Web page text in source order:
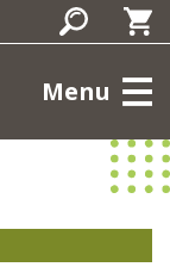
Menu